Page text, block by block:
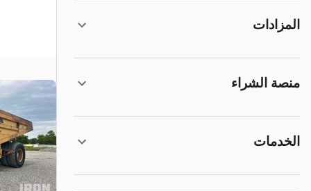
المزادات
منصة الشراء
الخدمات